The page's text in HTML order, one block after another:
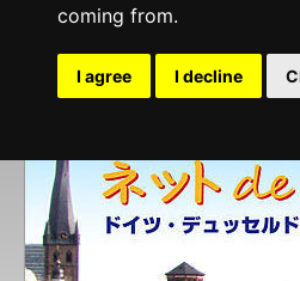
coming from.
I agree I decline